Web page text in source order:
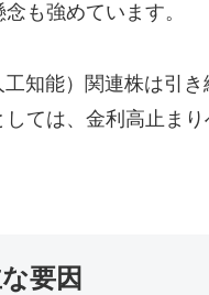
も強めています。
知能）関連株は引
ては、金利高止ま
要因